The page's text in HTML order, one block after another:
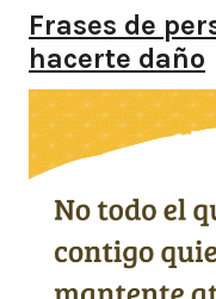
Frases de
hacerte daño